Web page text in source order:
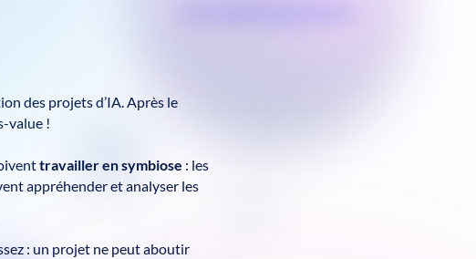
des projets d’IA. Après le
value !
travailler en symbiose : les
appréhender et analyser les
: un projet ne peut aboutir